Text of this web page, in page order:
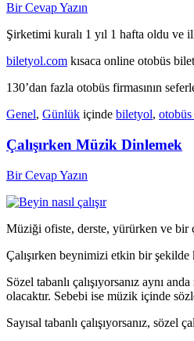
Bir Cevap Yazın
Şirketimi kuralı 1 yıl 1 hafta oldu ve
biletyol.com kısaca online otobüs
130’dan fazla otobüs firmasının
Genel, Günlük içinde biletyol,
Çalışırken Müzik Dinlemek
Bir Cevap Yazın
Müziği ofiste, derste, yürürken ve bir
Çalışırken beynimizi etkin bir şekilde
Sözel tabanlı çalışıyorsanız aynı
olacaktır. Sebebi ise müzik içinde
Sayısal tabanlı çalışıyorsanız,